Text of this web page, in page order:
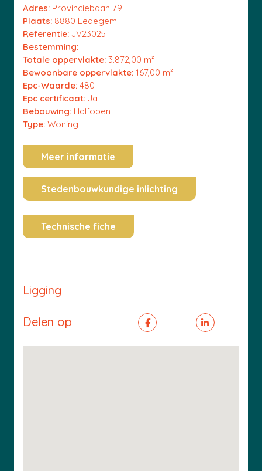
Adres: Provinciebaan 79
Plaats: 8880 Ledegem
Referentie: JV23025
Bestemming:
Totale oppervlakte: 3.872,00 m²
Bewoonbare oppervlakte: 167,00 m²
Epc-Waarde: 480
Epc certificaat: Ja
Bebouwing: Halfopen
Type: Woning
Meer informatie
Stedenbouwkundige inlichting
Technische fiche
Ligging
Delen op